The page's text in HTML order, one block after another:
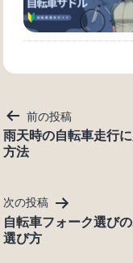
投
稿
ナ
ゲ
ー
シ
ョ
前の投稿
雨天時の自転車走行
方法
次の投稿
自転車フォーク選び
選び方